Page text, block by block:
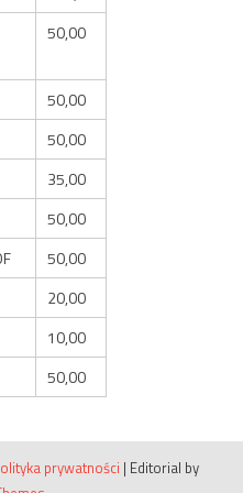
50,00
50,00
50,00
35,00
50,00
50,00
20,00
10,00
50,00
prywatności | Editorial by